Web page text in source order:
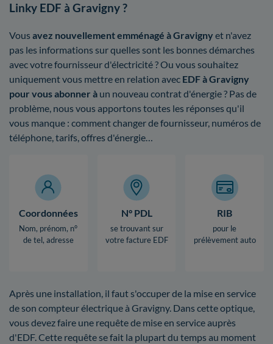
Linky EDF à Gravigny ?
Vous avez nouvellement emménagé à Gravignyet n'avez
pas les informations sur quelles sont les bonnes démarches
avec votre fournisseur d'électricité ? Ou vous souhaitez
uniquement vous mettre en relation avec EDF à Gravigny
pour vous abonner à un nouveau contrat d'énergie ? Pas de
problème, nous vous apportons toutes les réponses qu'il
vous manque : comment changer de fournisseur, numéros de
téléphone, tarifs, offres d'énergie…
Coordonnées
Nom, prénom, n°
de tel, adresse
N° PDL
se trouvant sur
votre facture EDF
RIB
pour le
prélèvement auto
Après une installation, il faut s'occuper de la mise en service
de son compteur électrique à Gravigny. Dans cette optique,
vous devez faire une requête de mise en service auprès
d'EDF. Cette requête se fait la plupart du temps au moment